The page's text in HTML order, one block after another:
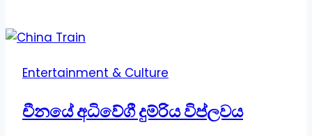
පලමු
Entertainment & Culture
චීනයේ අධිවේගී දුම්රිය විප්ලවය